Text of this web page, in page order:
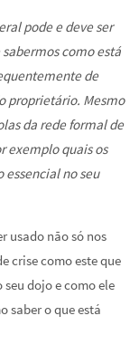
pode e deve ser
como está
de
proprietário. Mesmo
da rede formal de
exemplo quais os
essencial no seu
usado não só nos
crise como este que
dojo e como ele
saber o que está